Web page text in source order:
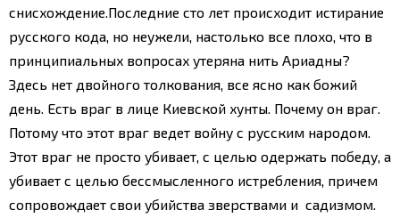
снисхождение. Последние сто лет происходит истирание
русского кода, но неужели, настолько все плохо, что в
принципиальных вопросах утеряна нить Ариадны?
Здесь нет двойного толкования, все ясно как божий
день. Есть враг в лице Киевской хунты. Почему он враг.
Потому что этот враг ведет войну с русским народом.
Этот враг не просто убивает, с целью одержать победу, а
убивает с целью бессмысленного истребления, причем
сопровождает свои убийства зверствами и садизмом.